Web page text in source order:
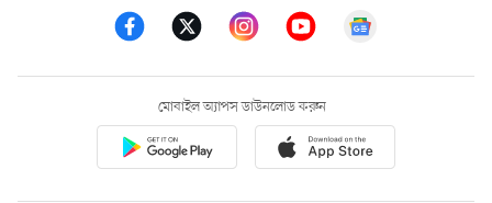
মোবাইল অ্যাপস ডাউনলোড করুন